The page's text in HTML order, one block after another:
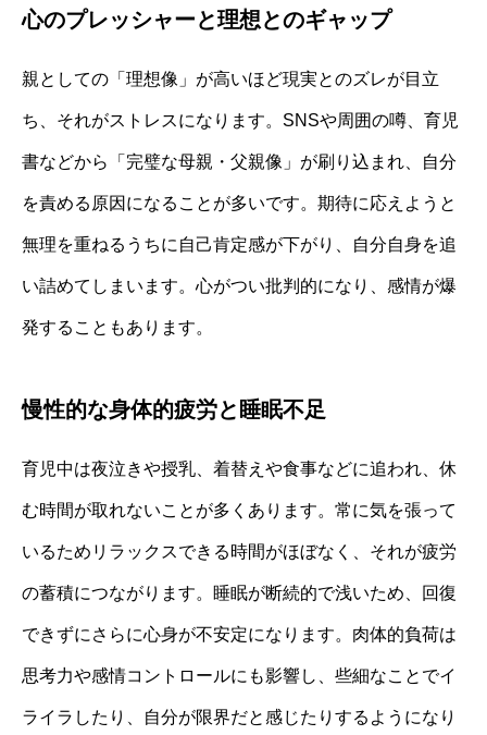
心のプレッシャーと理想とのギャップ
親としての「理想像」が高いほど現実とのズレが目立
ち、それがストレスになります。SNSや周囲の噂、育児
書などから「完璧な母親・父親像」が刷り込まれ、自分
を責める原因になることが多いです。期待に応えようと
無理を重ねるうちに自己肯定感が下がり、自分自身を追
い詰めてしまいます。心がつい批判的になり、感情が爆
発することもあります。
慢性的な身体的疲労と睡眠不足
育児中は夜泣きや授乳、着替えや食事などに追われ、休
む時間が取れないことが多くあります。常に気を張って
いるためリラックスできる時間がほぼなく、それが疲労
の蓄積につながります。睡眠が断続的で浅いため、回復
できずにさらに心身が不安定になります。肉体的負荷は
思考力や感情コントロールにも影響し、些細なことでイ
ライラしたり、自分が限界だと感じたりするようになり